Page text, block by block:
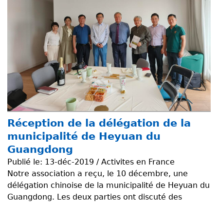
Réception de la délégation de la
municipalité de Heyuan du
Guangdong
Publié le: 13-déc-2019 / Activites en France
Notre association a reçu, le 10 décembre, une
délégation chinoise de la municipalité de Heyuan du
Guangdong. Les deux parties ont discuté des